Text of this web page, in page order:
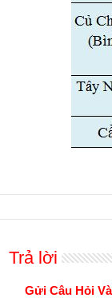
Trả lời
Gửi Câu Hỏi